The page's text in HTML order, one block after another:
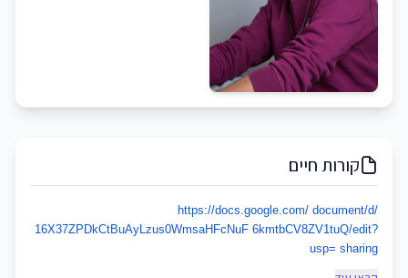
קורות חיים
https://docs.google.com/ document/d/
16X37ZPDkCtBuAyLzus0WmsaHFcNuF 6kmtbCV8ZV1tuQ/edit?
usp= sharing